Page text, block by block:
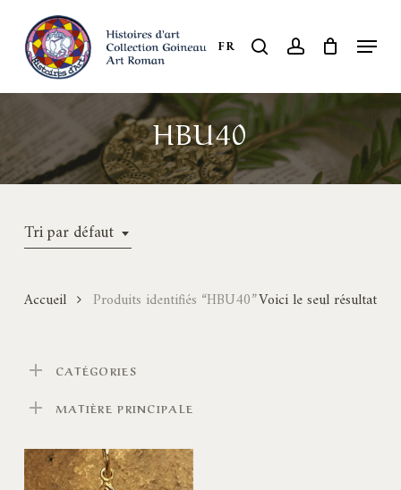
main
content
FR search account Menu
HBU40
Tri par défaut
Voici le seul résultat
Accueil Produits identifiés “HBU40”
CATÉGORIES
MATIÈRE PRINCIPALE
Close